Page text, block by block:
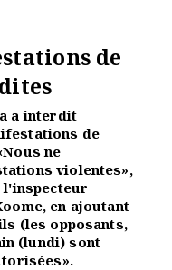
de
a interdit
de
ne
violentes»,
l'inspecteur
en ajoutant
(les opposants,
(lundi) sont